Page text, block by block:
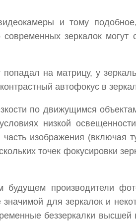
и тому
зеркалок
попадал на матрицу, у
автофокус в
по движущимся
низкой
часть изображения
точек фокусировки
производители
для зеркалок и
беззеркалки высшей